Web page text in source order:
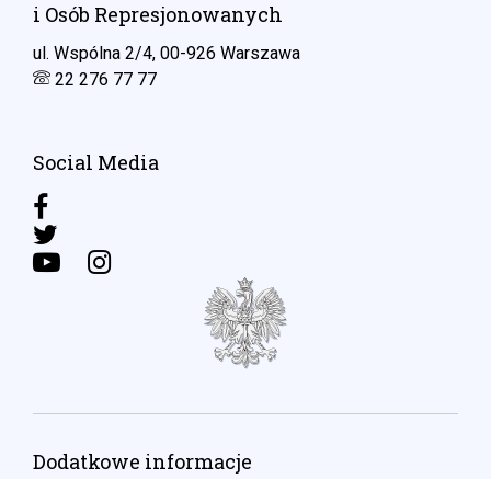
i Osób Represjonowanych
ul. Wspólna 2/4, 00-926 Warszawa
22 276 77 77
Social Media
Dodatkowe informacje